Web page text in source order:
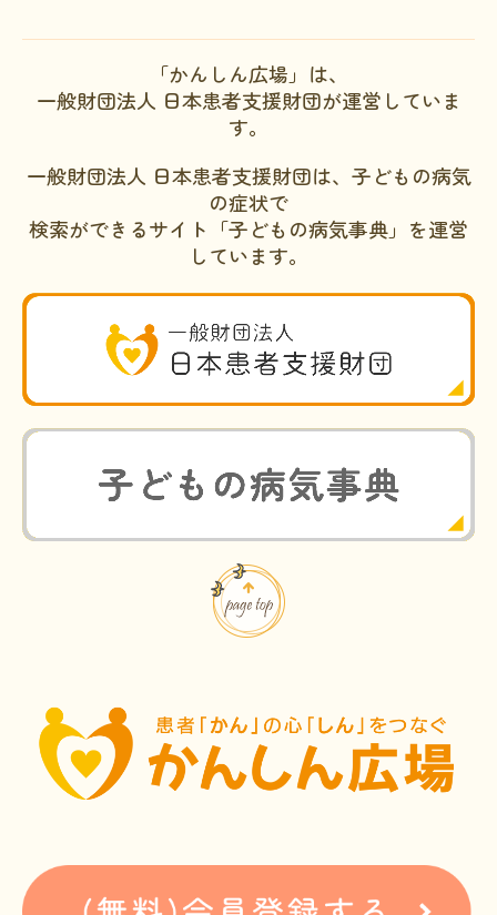
「かんしん広場」は、
一般財団法人 日本患者支援財団が運営していま
す。
一般財団法人 日本患者支援財団は、子どもの病気
の症状で
検索ができるサイト「子どもの病気事典」を運営
しています。